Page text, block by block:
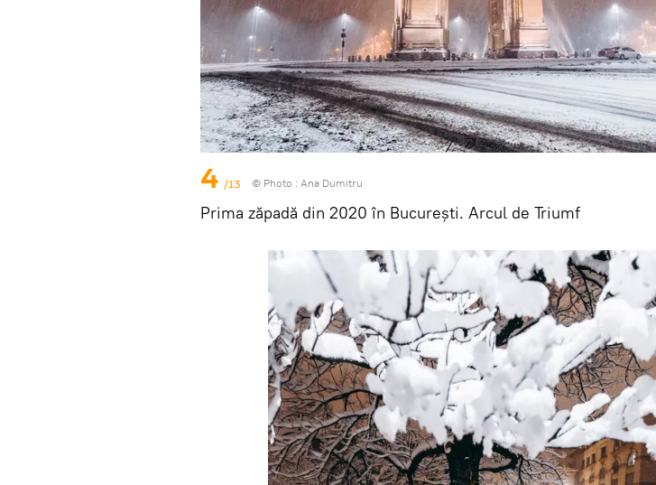
4 /13 © Photo : Ana Dumitru
Prima zăpadă din 2020 în București. Arcul de Triumf